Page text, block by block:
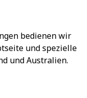
bedienen wir
und spezielle
und Australien.